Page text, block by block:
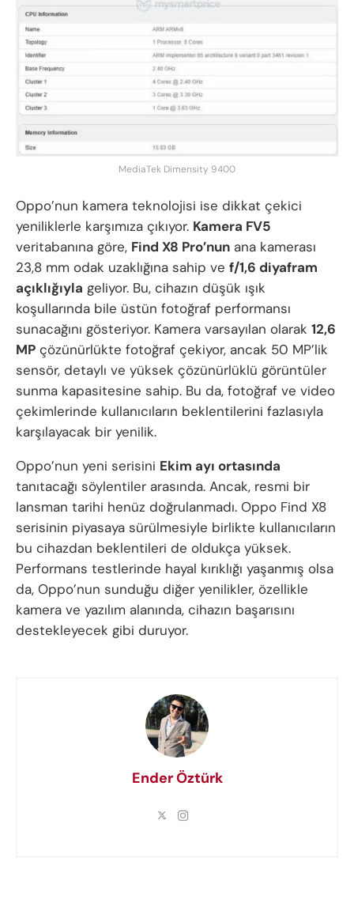
MediaTek Dimensity 9400
Oppo’nun kamera teknolojisi ise dikkat çekici
yeniliklerle karşımıza çıkıyor. Kamera FV5
veritabanına göre, Find X8 Pro’nun ana kamerası
23,8 mm odak uzaklığına sahip ve f/1,6 diyafram
açıklığıyla geliyor. Bu, cihazın düşük ışık
koşullarında bile üstün fotoğraf performansı
sunacağını gösteriyor. Kamera varsayılan olarak 12,6
MP çözünürlükte fotoğraf çekiyor, ancak 50 MP’lik
sensör, detaylı ve yüksek çözünürlüklü görüntüler
sunma kapasitesine sahip. Bu da, fotoğraf ve video
çekimlerinde kullanıcıların beklentilerini fazlasıyla
karşılayacak bir yenilik.
Oppo’nun yeni serisini Ekim ayı ortasında
tanıtacağı söylentiler arasında. Ancak, resmi bir
lansman tarihi henüz doğrulanmadı. Oppo Find X8
serisinin piyasaya sürülmesiyle birlikte kullanıcıların
bu cihazdan beklentileri de oldukça yüksek.
Performans testlerinde hayal kırıklığı yaşanmış olsa
da, Oppo’nun sunduğu diğer yenilikler, özellikle
kamera ve yazılım alanında, cihazın başarısını
destekleyecek gibi duruyor.
Ender Öztürk